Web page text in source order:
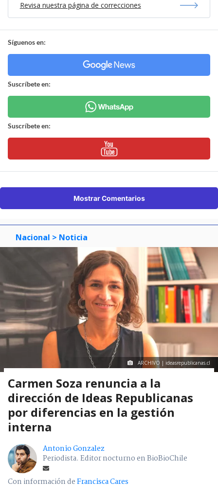
Revisa nuestra página de correcciones
Síguenos en:
Suscríbete en:
Suscríbete en:
Mostrar Comentarios
Nacional > Noticia
ARCHIVO | ideasrepublicanas.cl
Carmen Soza renuncia a la
dirección de Ideas Republicanas
por diferencias en la gestión
interna
Antonio Gonzalez
Periodista. Editor nocturno en BioBioChile
Con información deFrancisca Cares